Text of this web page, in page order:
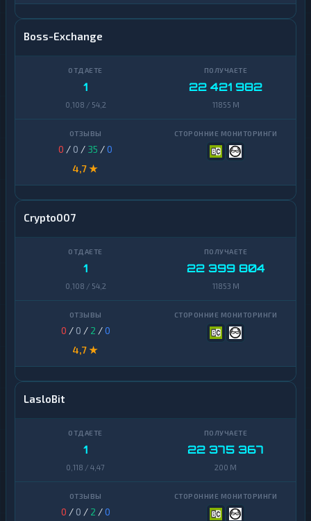
Boss-Exchange
1
0,108 / 54,2
22 421 982
11855 M
0 / 0 / 35 /0
4,7 ★
Crypto007
1
0,108 / 54,2
22 399 804
11853 M
0 / 0 / 2 /0
4,7 ★
LasloBit
1
0,118 / 4,47
22 375 367
200 M
0 / 0 / 2 /0